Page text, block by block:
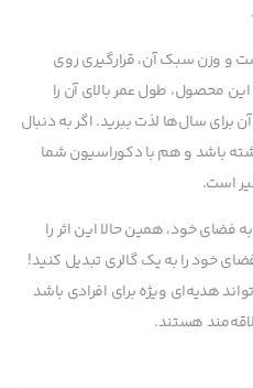
و وزن سبک آن، قرارگیری روی
محصول، طول عمر بالای آن را
برای سال‌ها لذت ببرید. اگر به دنبال
باشد و هم با دکوراسیون شما
است.
فضای خود، همین حالا این اثر را
خود را به یک گالری تبدیل کنید!
هدیه‌ای ویژه برای افرادی باشد
هستند.